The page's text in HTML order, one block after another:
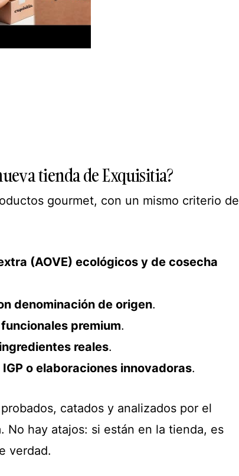
tienda de Exquisitia?
gourmet, con un mismo criterio de
(AOVE) ecológicos y de cosecha
denominación de origen.
premium.
reales.
o elaboraciones innovadoras.
catados y analizados por el
No hay atajos: si están en la tienda, es
verdad.